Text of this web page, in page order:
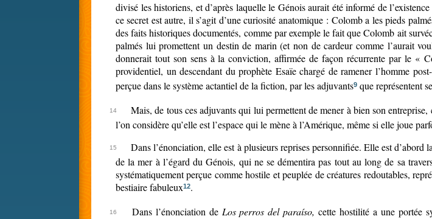
divisé les historiens, et d’après laquelle le Génois aurait été informé de
ce secret est autre, il s’agit d’une curiosité anatomique : Colomb a les pieds
des faits historiques documentés, comme par exemple le fait que Colomb ait
palmés lui promettent un destin de marin (et non de cardeur comme l’aurait
donnerait tout son sens à la conviction, affirmée de façon récurrente par le «
providentiel, un descendant du prophète Esaïe chargé de ramener l’homme
perçue dans le système actantiel de la fiction, par les adjuvants9 que représentent
Mais, de tous ces adjuvants qui lui permettent de mener à bien son
l’on considère qu’elle est l’espace qui le mène à l’Amérique, même si elle joue
Dans l’énonciation, elle est à plusieurs reprises personnifiée. Elle est
de la mer à l’égard du Génois, qui ne se démentira pas tout au long de sa
systématiquement perçue comme hostile et peuplée de créatures redoutables,
bestiaire fabuleux12.
Dans l’énonciation de Los perros del paraíso,cette hostilité a une portée